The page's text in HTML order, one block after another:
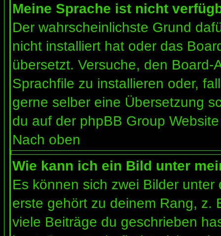
Meine Sprache ist nicht
Der wahrscheinlichste Grund
nicht installiert hat oder das
übersetzt. Versuche, den
Sprachfile zu installieren oder,
gerne selber eine Übersetzung
du auf der phpBB Group
Nach oben
Wie kann ich ein Bild unter
Es können sich zwei Bilder
erste gehört zu deinem Rang, z.
viele Beiträge du geschrieben